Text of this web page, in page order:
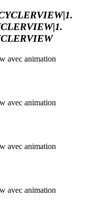
avec animation
avec animation
avec animation
avec animation